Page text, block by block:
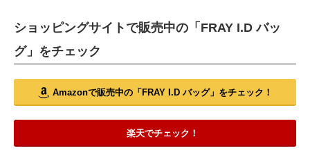
ショッピングサイトで販売中の「FRAY I.D バッ
グ」をチェック
Amazonで販売中の「FRAY I.D バッグ」をチェック！
楽天でチェック！